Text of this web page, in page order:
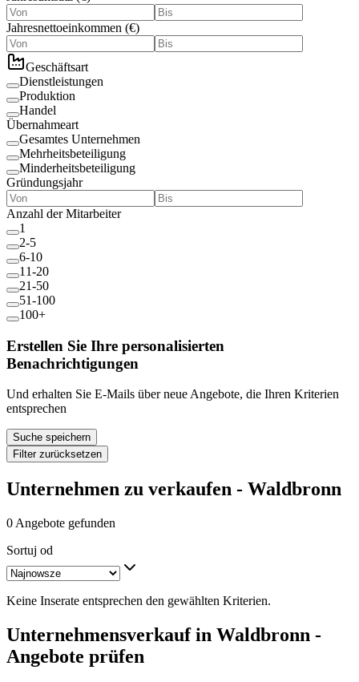
Jahresnettoeinkommen (€)
Geschäftsart
Dienstleistungen
Produktion
Handel
Übernahmeart
Gesamtes Unternehmen
Mehrheitsbeteiligung
Minderheitsbeteiligung
Gründungsjahr
Anzahl der Mitarbeiter
1
2-5
6-10
11-20
21-50
51-100
100+
Erstellen Sie Ihre personalisierten
Benachrichtigungen
Und erhalten Sie E-Mails über neue Angebote, die Ihren Kriterien
entsprechen
Suche speichern
Filter zurücksetzen
Unternehmen zu verkaufen - Waldbronn
0 Angebote gefunden
Sortuj od
Keine Inserate entsprechen den gewählten Kriterien.
Unternehmensverkauf in Waldbronn -
Angebote prüfen